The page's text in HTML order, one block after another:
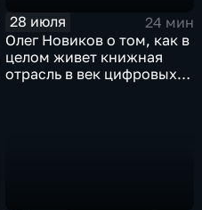
28 июля
24 мин
Олег Новиков о том, как в
целом живет книжная
отрасль в век цифровых